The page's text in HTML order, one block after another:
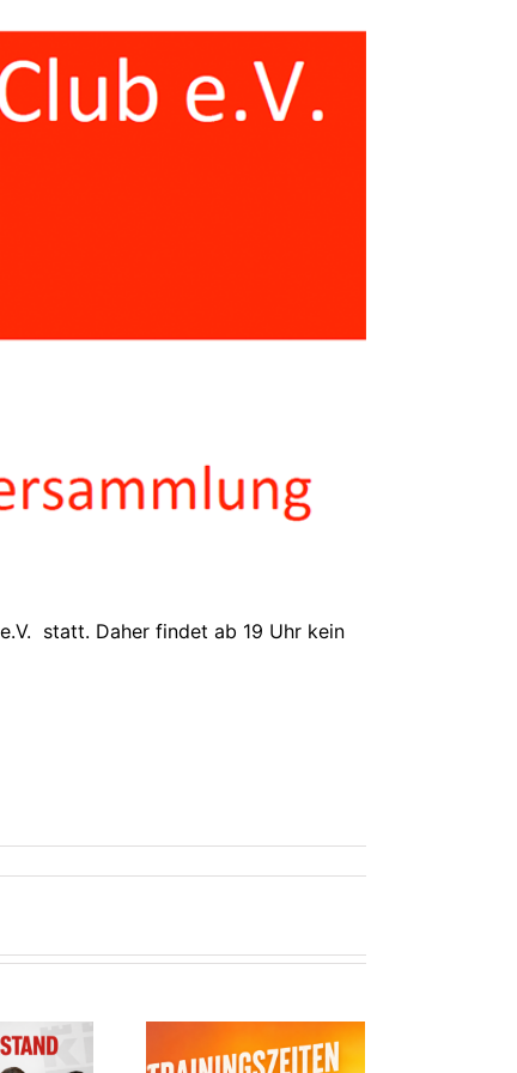
statt. Daher findet ab 19 Uhr kein